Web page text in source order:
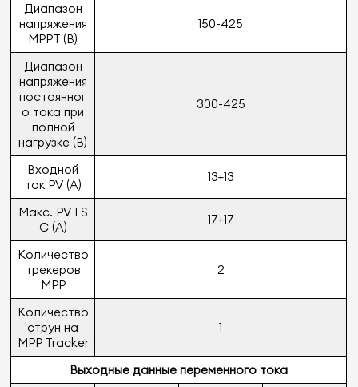
Диапазон
напряжения
MPPT (В)
150-425
Диапазон
напряжения
постоянног
о тока при
полной
нагрузке (В)
300-425
Входной
ток PV (A)
13+13
Макс. PV I S
C (A)
17+17
Количество
трекеров
MPP
2
Количество
струн на
MPP Tracker
1
Выходные данные переменного тока